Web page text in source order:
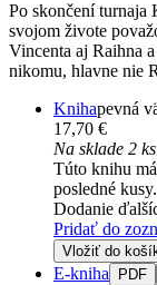
Po skončení turnaja
svojom živote
Vincenta aj Raihna
nikomu, hlavne nie
Knihapevná
17,70 €
Na sklade 2 ks
Túto knihu
posledné
Dodanie
Pridať do
Vložiť do
E-kniha PDF